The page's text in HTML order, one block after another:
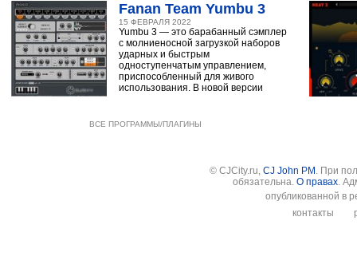
Fanan Team Yumbu 3
15 ФЕВРАЛЯ 2022
Yumbu 3 — это барабанный сэмплер
с молниеносной загрузкой наборов
ударных и быстрым
одноступенчатым управлением,
приспособленный для живого
использования. В новой версии
ВСЕ ПРОГРАММЫ/ПЛАГИНЫ
© CJCity.ru, CJ John PM . При
обязательна. О правах.
опубликованной в
контакты